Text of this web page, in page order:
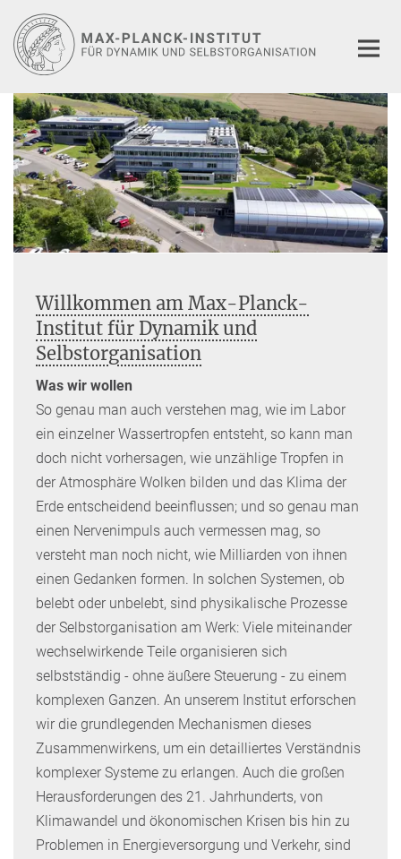
Hauptinhalt
Willkommen am Max-Planck-
Institut für Dynamik und
Selbstorganisation
Was wir wollen
So genau man auch verstehen mag, wie im Labor
ein einzelner Wassertropfen entsteht, so kann man
doch nicht vorhersagen, wie unzählige Tropfen in
der Atmosphäre Wolken bilden und das Klima der
Erde entscheidend beeinflussen; und so genau man
einen Nervenimpuls auch vermessen mag, so
versteht man noch nicht, wie Milliarden von ihnen
einen Gedanken formen. In solchen Systemen, ob
belebt oder unbelebt, sind physikalische Prozesse
der Selbstorganisation am Werk: Viele miteinander
wechselwirkende Teile organisieren sich
selbstständig - ohne äußere Steuerung - zu einem
komplexen Ganzen. An unserem Institut erforschen
wir die grundlegenden Mechanismen dieses
Zusammenwirkens, um ein detailliertes Verständnis
komplexer Systeme zu erlangen. Auch die großen
Herausforderungen des 21. Jahrhunderts, von
Klimawandel und ökonomischen Krisen bis hin zu
Problemen in Energieversorgung und Verkehr, sind